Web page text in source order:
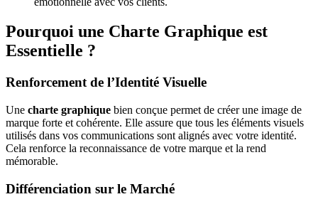
Pourquoi une Charte Graphique est
Essentielle ?
Renforcement de l’Identité Visuelle
Une charte graphique bien conçue permet de créer une image de
marque forte et cohérente. Elle assure que tous les éléments visuels
utilisés dans vos communications sont alignés avec votre identité.
Cela renforce la reconnaissance de votre marque et la rend
mémorable.
Différenciation sur le Marché